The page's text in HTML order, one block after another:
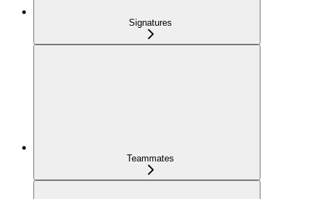
Signatures
Teammates